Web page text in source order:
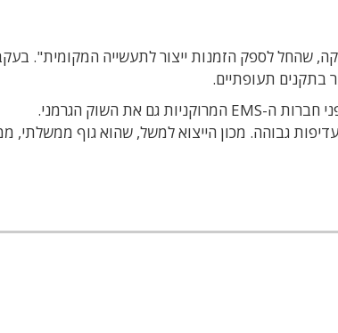
שהחל לספק הזמנות ייצור לתעשייה המקומית".
בתקנים תעופתיים.
לדבריו, ההופעה המעניית בתערוכת אלקטרוניקה נועדה לפתוח בפני חברות ה-EMS המרוקניות גם את השוק הגרמני.
גבוהה. מכון הייצוא למשל, שהוא גוף ממשלתי,